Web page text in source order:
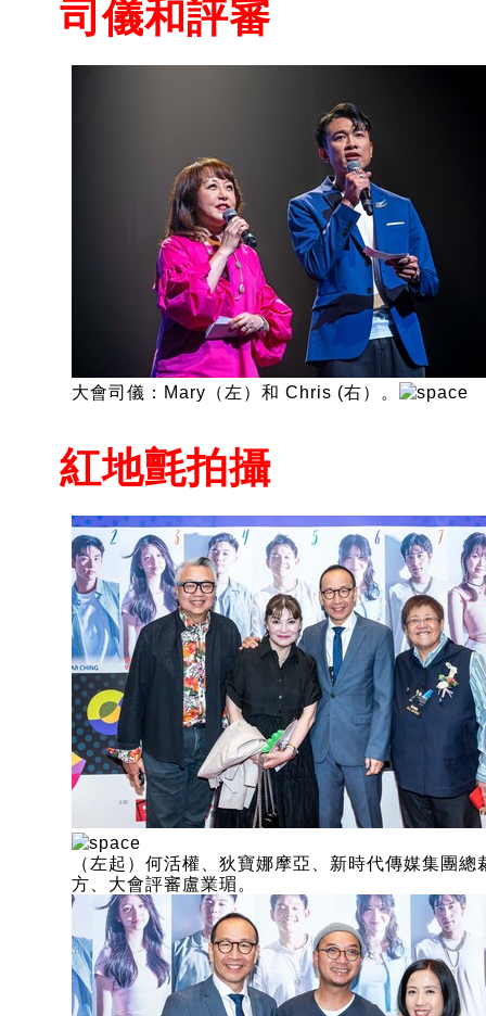
司儀和評審
大會司儀：Mary（左）和 Chris (右）。
紅地氈拍攝
（左起）何活權、狄寶娜摩亞、新時代傳媒集團總
方、大會評審盧業瑂。